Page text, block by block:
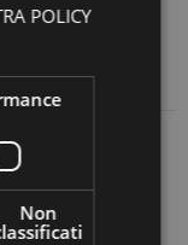
DI PIÙ
POLICY
Non